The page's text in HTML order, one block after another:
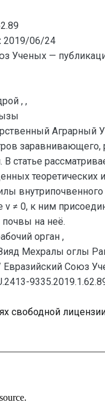
2019/06/24
Ученых —
, ,
Аграрный
заравнивающего,
статье
v ≠ 0, к ним
на неё.
орган ,
Мехралы оглы
Союз
свободной